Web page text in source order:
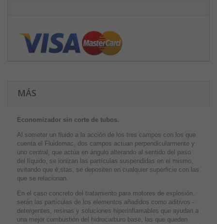
MÁS
Economizador sin corte de tubos.
Al someter un fluido a la acción de los tres campos con los que
cuenta el Fluidemac, dos campos actuan perpendicularmente y
uno central, que actúa en ángulo alterando al sentido del paso
del líquido, se ionizan las partículas suspendidas en el mismo,
evitando que é;stas, se depositen en cualquier superficie con las
que se relacionan.
En el caso concreto del tratamiento para motores de explosión,
serán las partículas de los elementos añadidos como aditivos -
detergentes, resinas y soluciones hiperinflamables que ayudan a
una mejor combustión del hidrocarburo base, las que queden